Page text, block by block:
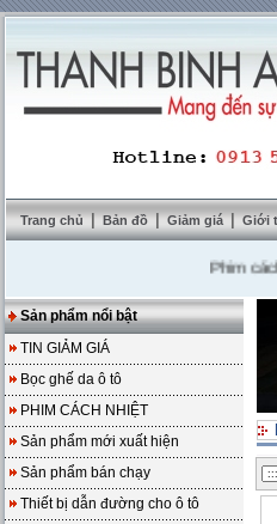
Trang chủ | Bản đồ | Giảm giá | Giới
Phim cách
Sản phẩm nổi bật
TIN GIẢM GIÁ
Bọc ghế da ô tô
PHIM CÁCH NHIỆT
Sản phẩm mới xuất hiện
Sản phẩm bán chạy
Thiết bị dẫn đường cho ô tô